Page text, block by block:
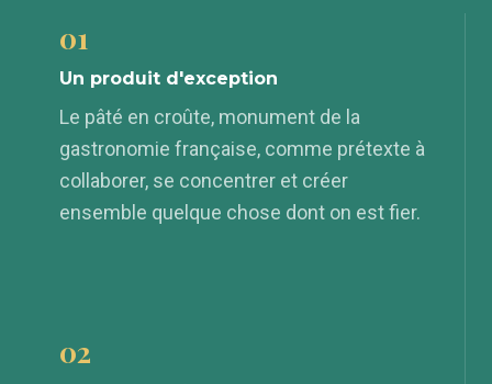
01
Un produit d'exception
Le pâté en croûte, monument de la
gastronomie française, comme prétexte à
collaborer, se concentrer et créer
ensemble quelque chose dont on est fier.
02